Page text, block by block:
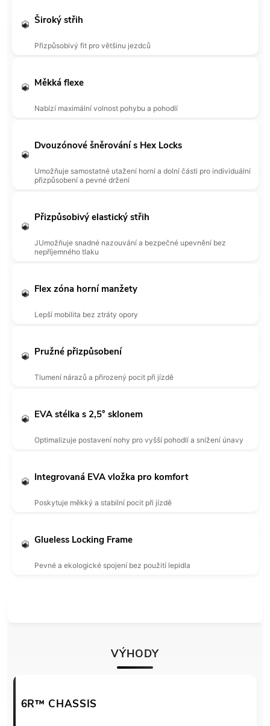
Široký střih
Přizpůsobivý fit pro většinu jezdců
Měkká flexe
Nabízí maximální volnost pohybu a pohodlí
Dvouzónové šněrování s Hex Locks
Umožňuje samostatné utažení horní a dolní části pro individuální
přizpůsobení a pevné držení
Přizpůsobivý elastický střih
JUmožňuje snadné nazouvání a bezpečné upevnění bez
nepříjemného tlaku
Flex zóna horní manžety
Lepší mobilita bez ztráty opory
Pružné přizpůsobení
Tlumení nárazů a přirozený pocit při jízdě
EVA stélka s 2,5° sklonem
Optimalizuje postavení nohy pro vyšší pohodlí a snížení únavy
Integrovaná EVA vložka pro komfort
Poskytuje měkký a stabilní pocit při jízdě
Glueless Locking Frame
Pevné a ekologické spojení bez použití lepidla
VÝHODY
6R™ CHASSIS